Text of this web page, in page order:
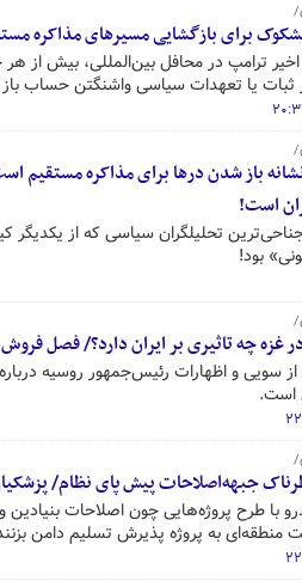
برای بازگشایی مسیرهای مذاکره
ترامپ در محافل بین‌المللی، بیش از هر
ثبات یا تعهدات سیاسی واشنگتن حساب
باز شدن درها برای مذاکره
است!
تحلیلگران سیاسی که از یکدیگر
بود!
غزه چه تاثیری بر ایران دارد؟/ فصل
سویی و اظهارات رئیس‌جمهور روسیه
است.
جبهه‌اصلاحات پیش پای نظام/
با طرح پروژه‌هایی چون اصلاحات‌ بنیادین
منطقه‌ای‌ به پروژه پذیرش‌ تسلیم دامن